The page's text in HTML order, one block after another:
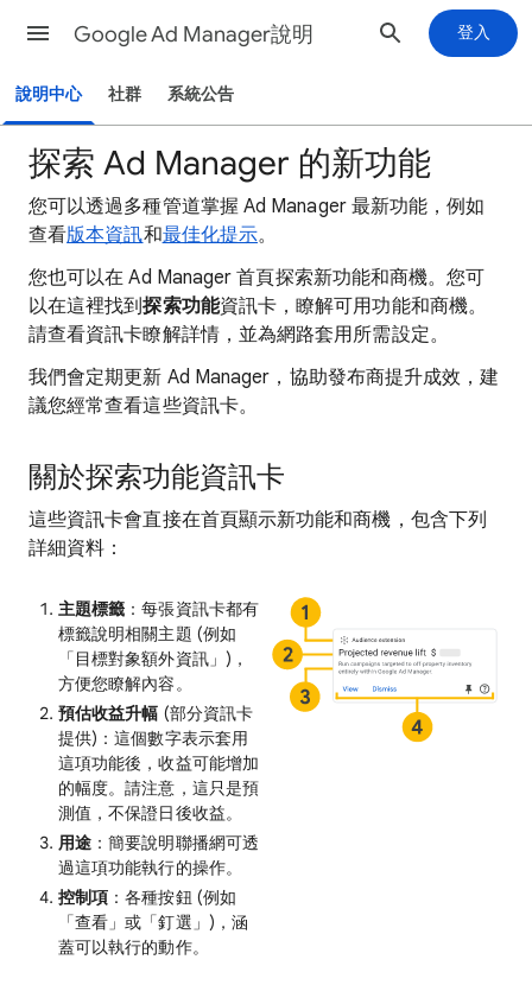
Google Ad Manager說明 登入
說明中心 社群 系統公告
探索 Ad Manager 的新功能
您可以透過多種管道掌握 Ad Manager 最新功能，例如
查看版本資訊和最佳化提示。
您也可以在 Ad Manager 首頁探索新功能和商機。您可
以在這裡找到探索功能資訊卡，瞭解可用功能和商機。
請查看資訊卡瞭解詳情，並為網路套用所需設定。
我們會定期更新 Ad Manager，協助發布商提升成效，建
議您經常查看這些資訊卡。
關於探索功能資訊卡
這些資訊卡會直接在首頁顯示新功能和商機，包含下列
詳細資料：
主題標籤 ：每張資訊卡都有
標籤說明相關主題 (例如
「目標對象額外資訊」)，
方便您瞭解內容。
預估收益升幅 (部分資訊卡
提供)：這個數字表示套用
這項功能後，收益可能增加
的幅度。請注意，這只是預
測值，不保證日後收益。
用途 ：簡要說明聯播網可透
過這項功能執行的操作。
控制項 ：各種按鈕 (例如
「查看」或「釘選」)，涵
蓋可以執行的動作。